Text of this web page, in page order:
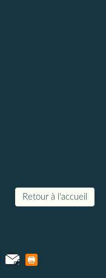
Retour à l'accueil